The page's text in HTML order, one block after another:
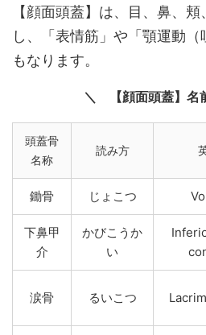
【顔面頭蓋】は、目、鼻、
し、「表情筋」や「顎運動
もなります。
【顔面頭蓋】
頭蓋骨
名称
読み方
鋤骨 じょこつ
下鼻甲
介
かびこうか
い
涙骨 るいこつ